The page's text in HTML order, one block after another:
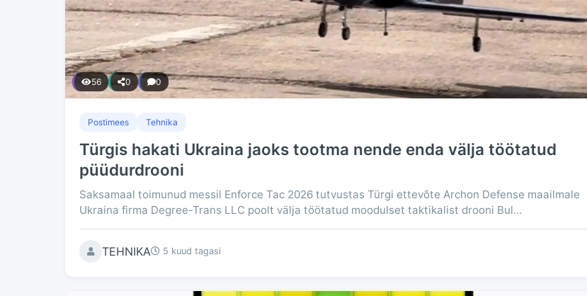
56 0 0
Postimees Tehnika
Türgis hakati Ukraina jaoks tootma nende enda välja töötatud
püüdurdrooni
Saksamaal toimunud messil Enforce Tac 2026 tutvustas Türgi ettevõte Archon Defense maailmale
Ukraina firma Degree-Trans LLC poolt välja töötatud moodulset taktikalist drooni Bul...
TEHNIKA 5 kuud tagasi